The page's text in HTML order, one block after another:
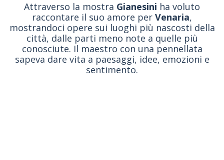
Attraverso la mostra Gianesini ha voluto
raccontare il suo amore per Venaria,
mostrandoci opere sui luoghi più nascosti della
città, dalle parti meno note a quelle più
conosciute. Il maestro con una pennellata
sapeva dare vita a paesaggi, idee, emozioni e
sentimento.